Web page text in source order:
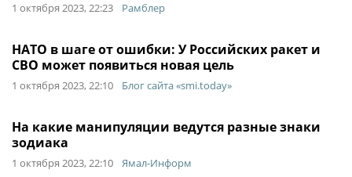
1 октября 2023, 22:23 Рамблер
НАТО в шаге от ошибки: У Российских ракет и
СВО может появиться новая цель
1 октября 2023, 22:10 Блог сайта «smi.today»
На какие манипуляции ведутся разные знаки
зодиака
1 октября 2023, 22:10 Ямал-Информ